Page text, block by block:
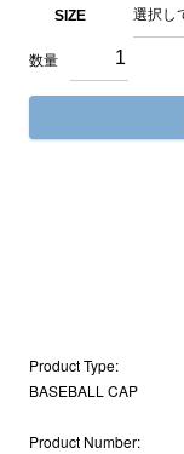
SIZE
Product Type:
BASEBALL CAP
Product Number: